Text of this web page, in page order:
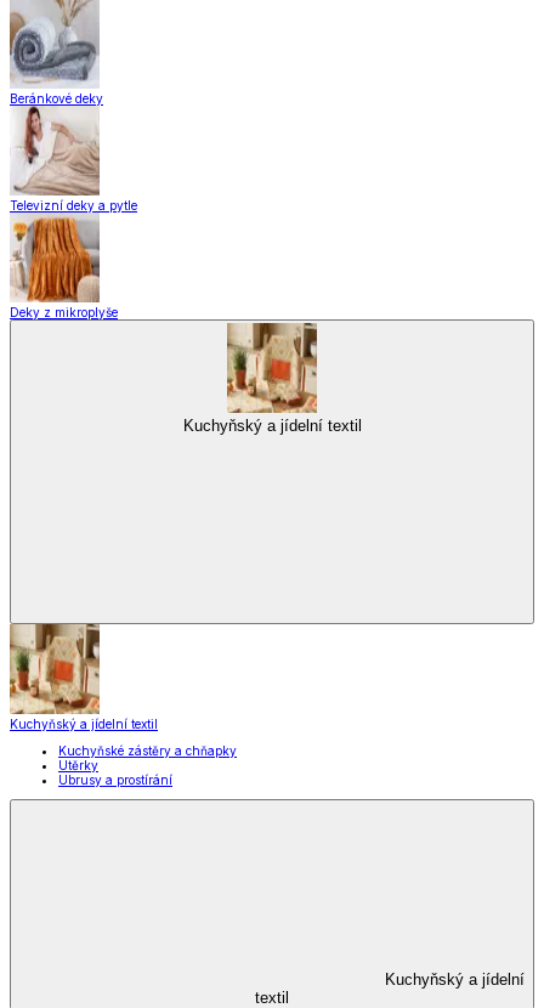
Beránkové deky
Televizní deky a pytle
Deky z mikroplyše
Kuchyňský a jídelní textil
Kuchyňský a jídelní textil
Kuchyňské zástěry a chňapky
Utěrky
Ubrusy a prostírání
Kuchyňský a jídelní
textil